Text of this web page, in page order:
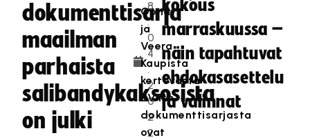
dokumenttisarja
maailman
parhaista
salibandykaksosista
on julki
8
.
0
4
.
2
0
2
2
Oona
ja
Veera
Kaupista
kertovasta
SVT:n
dokumenttisarjasta
ovat
kokous
marraskuussa –
näin tapahtuvat
ehdokasasettelu
ja valinnat